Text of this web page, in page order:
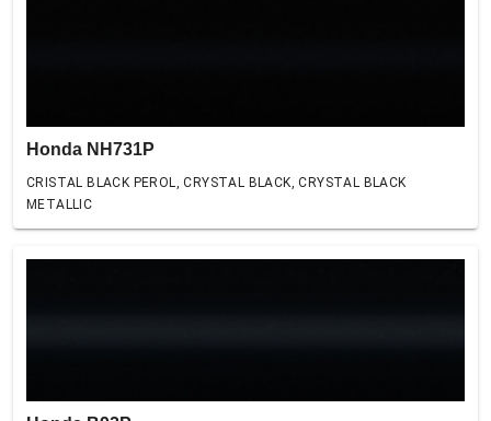
Honda NH731P
CRISTAL BLACK PEROL, CRYSTAL BLACK, CRYSTAL BLACK
METALLIC